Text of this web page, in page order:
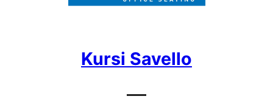
Kursi Savello